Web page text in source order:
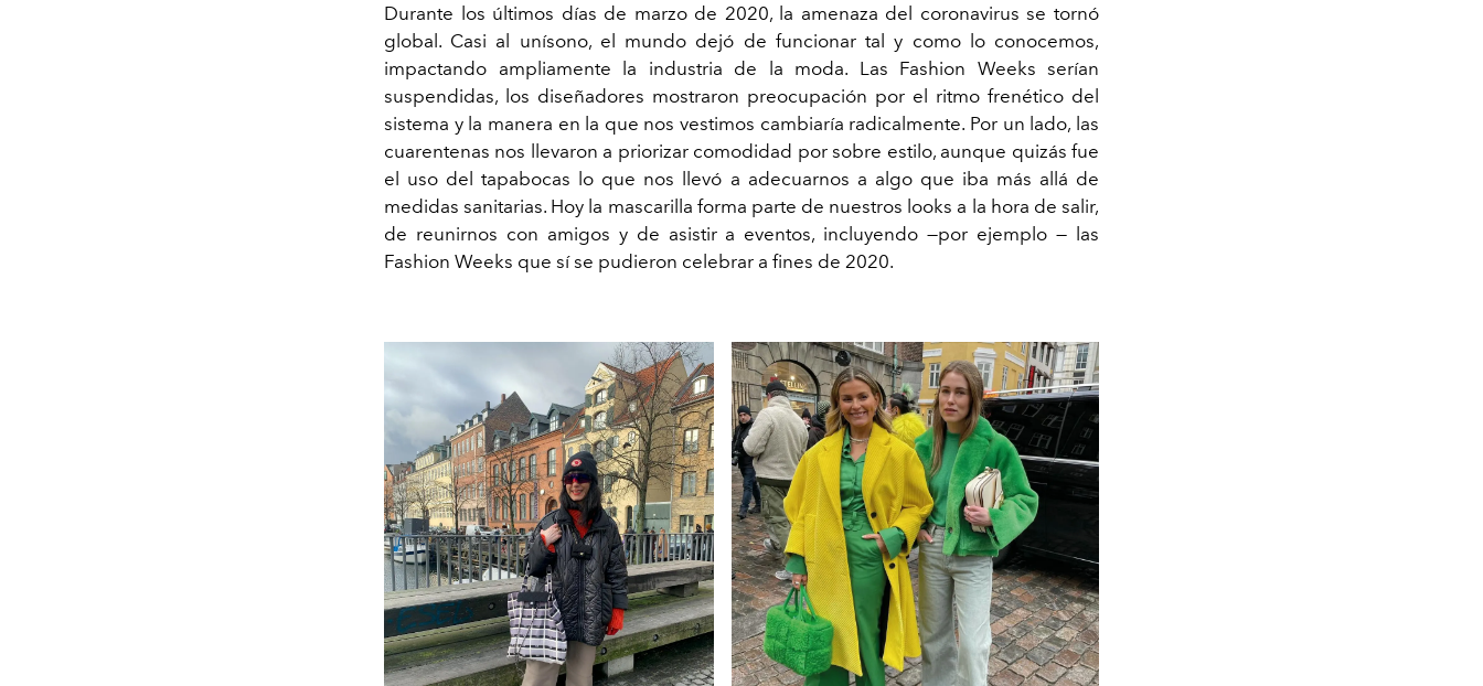
Durante los últimos días de marzo de 2020, la amenaza del coronavirus se tornó
global. Casi al unísono, el mundo dejó de funcionar tal y como lo conocemos,
impactando ampliamente la industria de la moda. Las Fashion Weeks serían
suspendidas, los diseñadores mostraron preocupación por el ritmo frenético del
sistema y la manera en la que nos vestimos cambiaría radicalmente. Por un lado, las
cuarentenas nos llevaron a priorizar comodidad por sobre estilo, aunque quizás fue
el uso del tapabocas lo que nos llevó a adecuarnos a algo que iba más allá de
medidas sanitarias. Hoy la mascarilla forma parte de nuestros looks a la hora de salir,
de reunirnos con amigos y de asistir a eventos, incluyendo —por ejemplo — las
Fashion Weeks que sí se pudieron celebrar a fines de 2020.